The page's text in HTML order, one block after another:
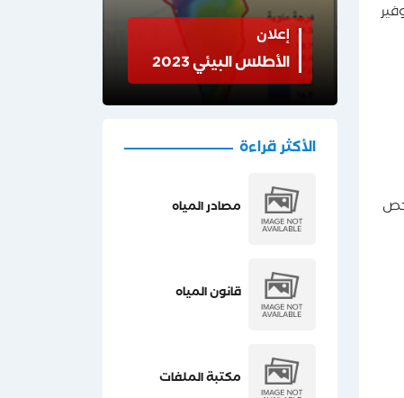
يخص
إعلان
الأطلس البيئي 2023
الأكثر قراءة
مصادر المياه
قانون المياه
مكتبة الملفات